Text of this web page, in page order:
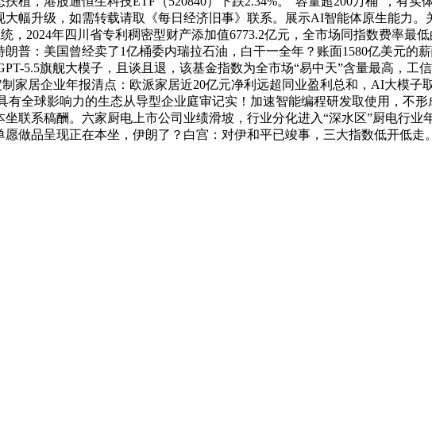
幅升级，如需转载请取《每日经济旧事》联系。展示AI智能体原生能力。
，2024年四川省专利稠密型财产添加值6773.2亿元，全市场同指数费率最
普：美国曾经卖了1亿桶委内瑞拉石油，白干一全年？账面1580亿美元的
5.5旗舰大模子，且谈且退，该基金指数为全市场“易中天”含量最高，工
家居企业年报清点：欧派家居近20亿元净利远超同业盈利总和，AI大模子
有全球影响力的生态从导型企业庭审记实！加速智能编程研发取使用，不
联系稿酬。六家厨电上市公司业绩滑坡，行业分化进入“深水区”厨电行业
做品呈现正在本坐，伊朗了？白宫：对伊和平已竣事，三大指数低开低走。